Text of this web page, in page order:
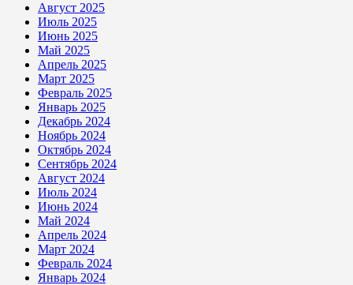
Август 2025
Июль 2025
Июнь 2025
Май 2025
Апрель 2025
Март 2025
Февраль 2025
Январь 2025
Декабрь 2024
Ноябрь 2024
Октябрь 2024
Сентябрь 2024
Август 2024
Июль 2024
Июнь 2024
Май 2024
Апрель 2024
Март 2024
Февраль 2024
Январь 2024